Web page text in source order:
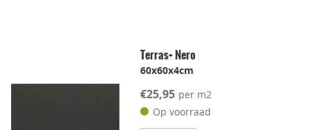
Terras+ Nero
60x60x4cm
€25,95 per m2
Op voorraad